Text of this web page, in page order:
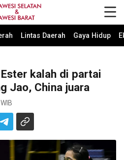
Lintas Daerah Gaya Hidup
kalah di partai
Jao, China juara